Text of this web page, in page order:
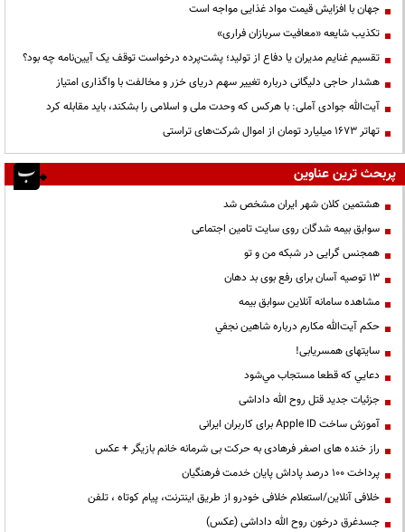
جهان با افزایش قیمت مواد غذایی مواجه است
تکذیب شایعه «معافیت سربازان فراری»
تقسیم غنایم مدیران یا دفاع از تولید؛ پشت‌پرده درخواست توقف یک آیین‌نامه چه بود؟
هشدار حاجی دلیگانی درباره تغییر سهم دریای خزر و مخالفت با واگذاری امتیاز
آیت‌الله جوادی آملی: با هرکس که وحدت ملی و اسلامی را بشکند، باید مقابله کرد
تهاتر ۱۶۷۳ میلیارد تومان از اموال شرکت‌های تراستی
پربحث ترین عناوین
هشتمین کلان شهر ایران مشخص شد
سوابق بیمه شدگان روی سایت تامین اجتماعی
همجنس گرایی در شبکه من و تو
13 توصیه آسان برای رفع بوی بد دهان
مشاهده سامانه آنلاين سوابق بیمه
حكم آيت‌الله مكارم درباره شاهين نجفي
سایتهای همسریابی!
دعايي كه قطعا مستجاب مي‌شود
جزئیات جدید قتل روح الله داداشی
آموزش ساخت Apple ID برای کاربران ایرانی
راز خنده های اصغر فرهادی به حرکت بی شرمانه خانم بازیگر + عکس
پرداخت ۱۰۰ درصد پاداش پایان خدمت فرهنگیان
خلافی آنلاین/استعلام خلافی خودرو از طریق اینترنت، پیام کوتاه ، تلفن
جسدغرق درخون روح الله داداشی (عکس)